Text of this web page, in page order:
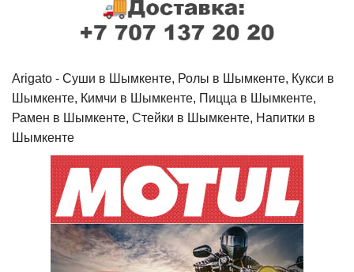
Arigato - Cуши в Шымкенте, Ролы в Шымкенте, Кукси в
Шымкенте, Кимчи в Шымкенте, Пицца в Шымкенте,
Рамен в Шымкенте, Стейки в Шымкенте, Напитки в
Шымкенте